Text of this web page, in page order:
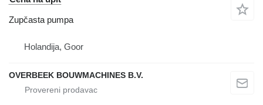
Zupčasta pumpa
Holandija, Goor
OVERBEEK BOUWMACHINES B.V.